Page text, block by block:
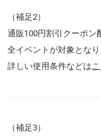
（補足2）
通販100円割引クーポン
全イベントが対象となり
詳しい使用条件などは
（補足3）